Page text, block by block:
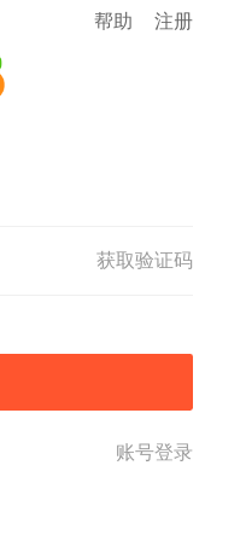
帮助 注册
获取验证码
账号登录